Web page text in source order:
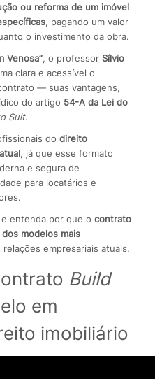
ou reforma de um imóvel
, pagando um valor
o investimento da obra.
Venosa”, o professor Sílvio
clara e acessível o
— suas vantagens,
do artigo 54-A da Lei do
Suit.
do direito
, já que esse formato
e segura de
para locatários e
entenda por que o contrato
dos modelos mais
empresariais atuais.
Build
em
imobiliário